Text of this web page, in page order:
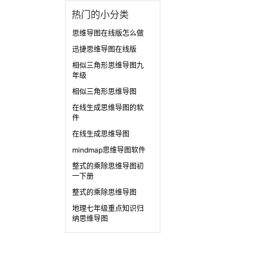
热门的小分类
思维导图在线版怎么做
迅捷思维导图在线版
相似三角形思维导图九
年级
相似三角形思维导图
在线生成思维导图的软
件
在线生成思维导图
mindmap思维导图软件
整式的乘除思维导图初
一下册
整式的乘除思维导图
地理七年级重点知识归
纳思维导图